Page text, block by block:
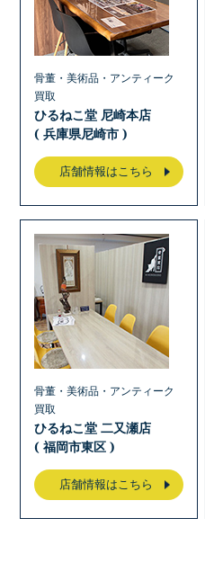
骨董・美術品・アンティーク
買取
ひるねこ堂 尼崎本店
( 兵庫県尼崎市 )
店舗情報はこちら
骨董・美術品・アンティーク
買取
ひるねこ堂 二又瀬店
( 福岡市東区 )
店舗情報はこちら